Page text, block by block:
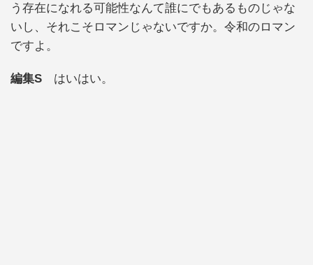
う存在になれる可能性なんて誰にでもあるものじゃな
いし、それこそロマンじゃないですか。令和のロマン
ですよ。
編集S はいはい。